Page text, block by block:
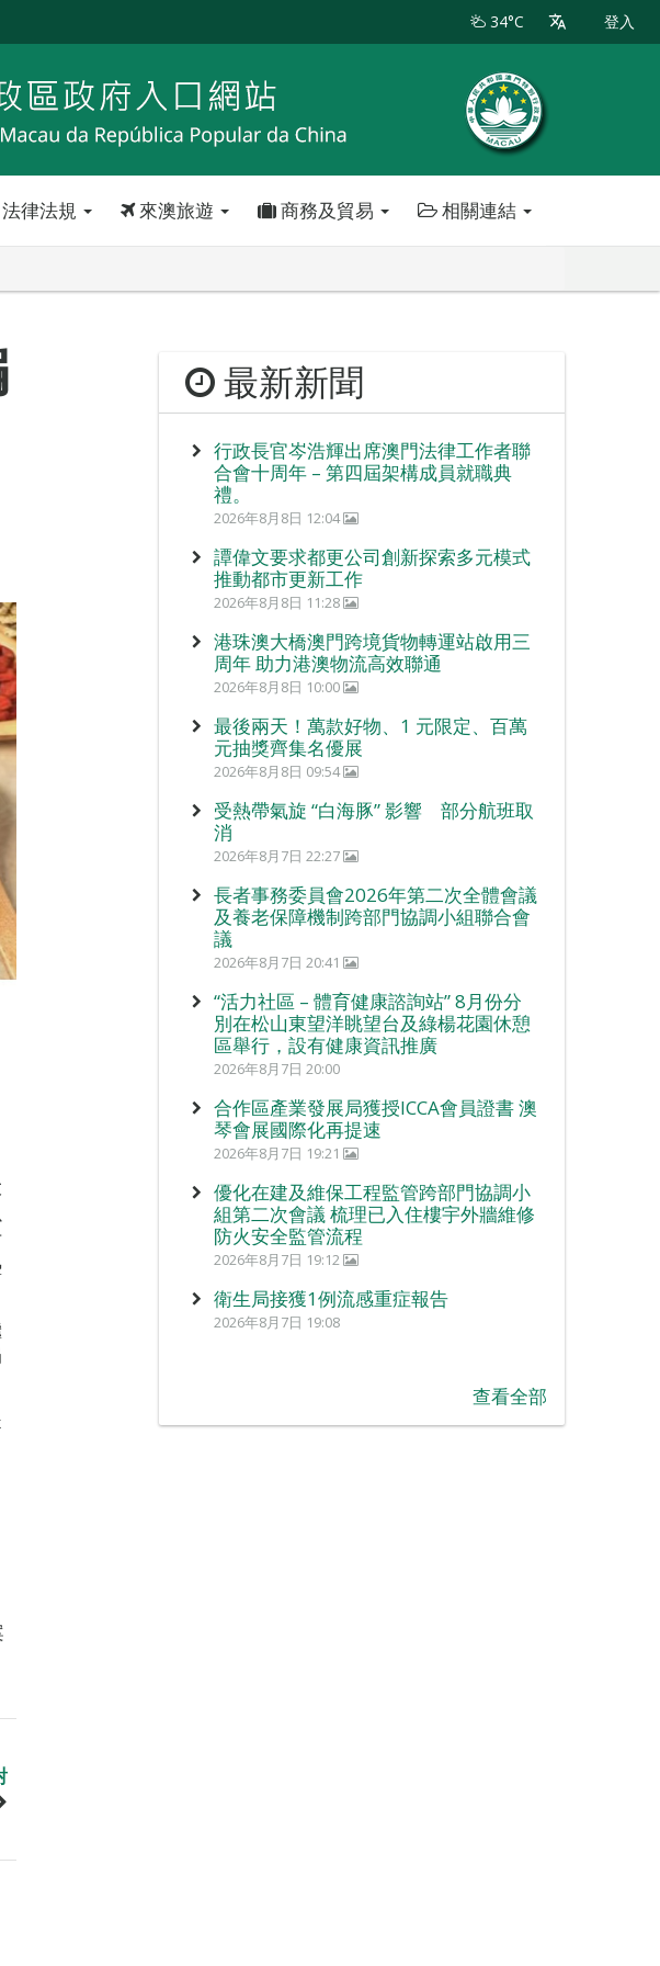
34°C 登入
法律法規 來澳旅遊 商務及貿易 相關連結
最新新聞
行政長官岑浩輝出席澳門法律工作者聯
合會十周年 – 第四屆架構成員就職典
禮。
2026年8月8日 12:04
譚偉文要求都更公司創新探索多元模式
推動都市更新工作
2026年8月8日 11:28
港珠澳大橋澳門跨境貨物轉運站啟用三
周年 助力港澳物流高效聯通
2026年8月8日 10:00
最後兩天！萬款好物、1 元限定、百萬
元抽獎齊集名優展
2026年8月8日 09:54
受熱帶氣旋 “白海豚” 影響 部分航班取
消
2026年8月7日 22:27
長者事務委員會2026年第二次全體會議
及養老保障機制跨部門協調小組聯合會
議
2026年8月7日 20:41
“活力社區 – 體育健康諮詢站” 8月份分
別在松山東望洋眺望台及綠楊花園休憩
區舉行，設有健康資訊推廣
2026年8月7日 20:00
合作區產業發展局獲授ICCA會員證書 澳
琴會展國際化再提速
2026年8月7日 19:21
優化在建及維保工程監管跨部門協調小
組第二次會議 梳理已入住樓宇外牆維修
防火安全監管流程
2026年8月7日 19:12
衛生局接獲1例流感重症報告
2026年8月7日 19:08
查看全部